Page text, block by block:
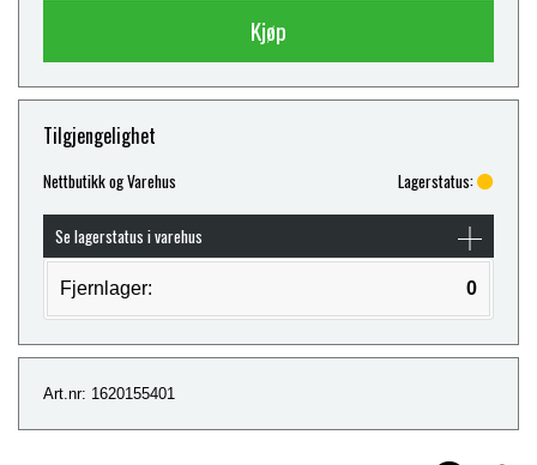
Kjøp
Tilgjengelighet
Nettbutikk og Varehus Lagerstatus:
Se lagerstatus i varehus
Fjernlager: 0
Art.nr: 1620155401